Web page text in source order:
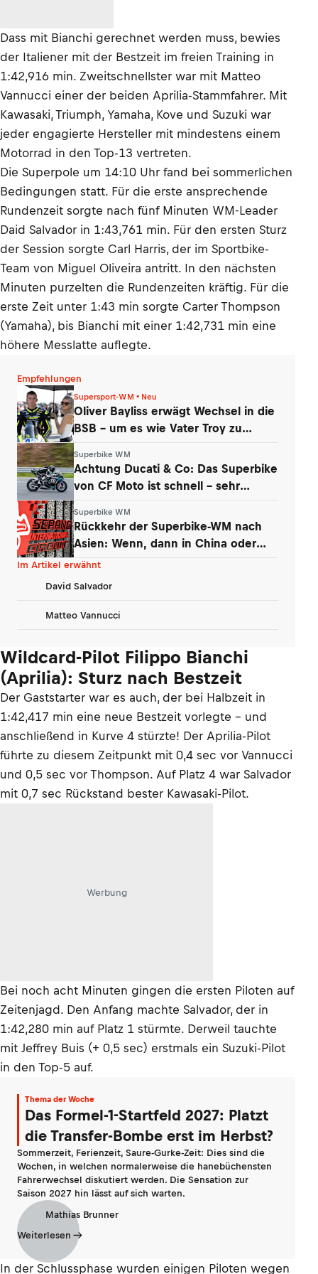
Dass mit Bianchi gerechnet werden muss, bewies
der Italiener mit der Bestzeit im freien Training in
1:42,916 min. Zweitschnellster war mit Matteo
Vannucci einer der beiden Aprilia-Stammfahrer. Mit
Kawasaki, Triumph, Yamaha, Kove und Suzuki war
jeder engagierte Hersteller mit mindestens einem
Motorrad in den Top-13 vertreten.
Die Superpole um 14:10 Uhr fand bei sommerlichen
Bedingungen statt. Für die erste ansprechende
Rundenzeit sorgte nach fünf Minuten WM-Leader
Daid Salvador in 1:43,761 min. Für den ersten Sturz
der Session sorgte Carl Harris, der im Sportbike-
Team von Miguel Oliveira antritt. In den nächsten
Minuten purzelten die Rundenzeiten kräftig. Für die
erste Zeit unter 1:43 min sorgte Carter Thompson
(Yamaha), bis Bianchi mit einer 1:42,731 min eine
höhere Messlatte auflegte.
Empfehlungen
Supersport-WM • Neu
Oliver Bayliss erwägt Wechsel in die
BSB – um es wie Vater Troy zu
Superbike WM
Achtung Ducati & Co: Das Superbike
von CF Moto ist schnell – sehr
Superbike WM
Rückkehr der Superbike-WM nach
Asien: Wenn, dann in China oder
Malaysia
Im Artikel erwähnt
David Salvador
Matteo Vannucci
Wildcard-Pilot Filippo Bianchi
(Aprilia): Sturz nach Bestzeit
Der Gaststarter war es auch, der bei Halbzeit in
1:42,417 min eine neue Bestzeit vorlegte – und
anschließend in Kurve 4 stürzte! Der Aprilia-Pilot
führte zu diesem Zeitpunkt mit 0,4 sec vor Vannucci
und 0,5 sec vor Thompson. Auf Platz 4 war Salvador
mit 0,7 sec Rückstand bester Kawasaki-Pilot.
Werbung
Bei noch acht Minuten gingen die ersten Piloten auf
Zeitenjagd. Den Anfang machte Salvador, der in
1:42,280 min auf Platz 1 stürmte. Derweil tauchte
mit Jeffrey Buis (+ 0,5 sec) erstmals ein Suzuki-Pilot
in den Top-5 auf.
Thema der Woche
Das Formel-1-Startfeld 2027: Platzt
die Transfer-Bombe erst im Herbst?
Sommerzeit, Ferienzeit, Saure-Gurke-Zeit: Dies sind die
Wochen, in welchen normalerweise die hanebüchensten
Fahrerwechsel diskutiert werden. Die Sensation zur
Saison 2027 hin lässt auf sich warten.
Mathias Brunner
Weiterlesen
In der Schlussphase wurden einigen Piloten wegen